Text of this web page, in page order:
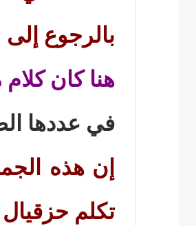
بالرجوع
هنا كان
في عددها الصادر في 15
إن هذه
تكلم